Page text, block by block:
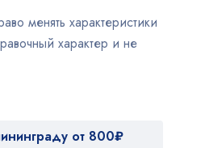
менять характеристики
характер и не
от 800₽